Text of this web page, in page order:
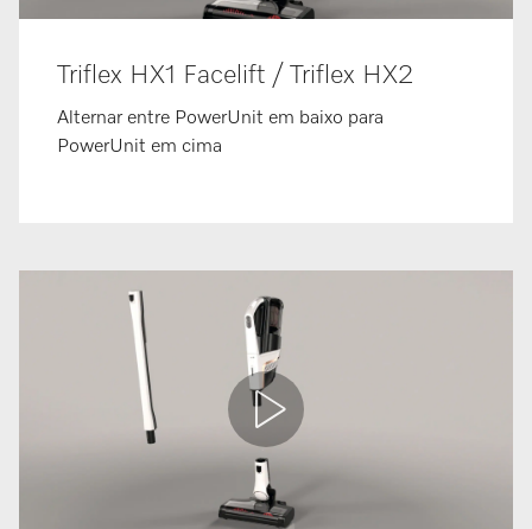
Triflex HX1 Facelift / Triflex HX2
Alternar entre PowerUnit em baixo para
PowerUnit em cima